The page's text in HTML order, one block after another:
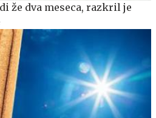
že dva meseca, razkril je